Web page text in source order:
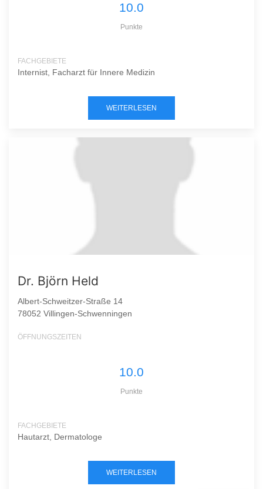
10.0
Punkte
FACHGEBIETE
Internist, Facharzt für Innere Medizin
WEITERLESEN
Dr. Björn Held
Albert-Schweitzer-Straße 14
78052 Villingen-Schwenningen
ÖFFNUNGSZEITEN
10.0
Punkte
FACHGEBIETE
Hautarzt, Dermatologe
WEITERLESEN